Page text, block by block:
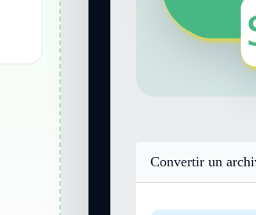
Convertir un